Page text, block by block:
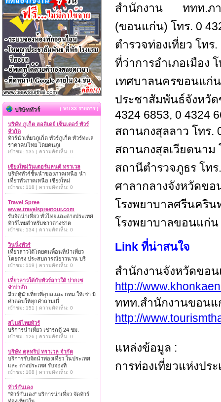
สำนักงาน ททท.ภ
(ขอนแก่น) โทร. 0
ตำรวจท่องเที่ยว โทร
ที่ว่าการอำเภอเมือง
เทศบาลนครขอนแก่น
ประชาสัมพันธ์จังห
4324 6853, 0 4324
สถานกงสุลลาว โทร.
สถานกงสุลเวียดนาม
สถานีตำรวจภูธร โทร
ศาลากลางจังหวัดขอ
โรงพยาบาลศรีนคริน
โรงพยาบาลขอนแก่น
Link ที่น่าสนใจ
สำนักงานจังหวัดขอ
http://
ททท.สำนักงานขอนแ
http://
แหล่งข้อมูล :
การท่องเที่ยวแห่งปร
บริษัททัวร์ { พบ 33 รายการ }
บริษัท ภูเก็ต ฮอลิเดย์ เซ็นเตอร์ ทัวร์
จำกัด
ทัวร์นำเที่ยวภูเก็ต ทัวร์ภูเก็ต ทัวร์ทะเล
ราคาคนไทย โดยคนภูเ
เข้าชม: 135 | ความคิดเห็น: 0
เชียงใหม่วันเดอร์แลนด์ ทราเวล
บริษัททัวร์ชั้นนำของภาคเหนือ นำ
เที่ยวทั่วภาคเหนือ เชียงใหม่
เข้าชม: 118 | ความคิดเห็น: 0
Travel Spree
www.travelspreetour.com
รับจัดนำเที่ยว ทั่วไทยและต่างประเทศ
ทัวร์ไทยสำหรับชาวต่างชาต
เข้าชม: 134 | ความคิดเห็น: 0
วินนิ่งทัวร์
เที่ยวลาวใต้โดยคนพื้อนที่นำเที่ยว
โดยตรง ประสบการณ์ยาวนาน บริ
เข้าชม: 119 | ความคิดเห็น: 0
เที่ยวลาวใต้กับทัวร์ลาวใต้ ปากเซ
จำปาสัก
มีรถตู้นำเที่ยวที่อุบลและ กทม.ให้เช่า มี
คำตอบให้ทุกคำถามเกี่
เข้าชม: 151 | ความคิดเห็น: 0
สไมล์ไทยทัวร์
บริการนำเที่ยว เช่ารถตู้ 24 ชม.
เข้าชม: 126 | ความคิดเห็น: 0
บริษัท คูลทริป ทราเวล จำกัด
บริการรับจัดนำท่องเที่ยว ในประเทศ
และ ต่างประเทศ รับจองที่
เข้าชม: 108 | ความคิดเห็น: 0
ทัวร์กันเอง
"ทัวร์กันเอง" บริการนำเที่ยว จัดทัวร์